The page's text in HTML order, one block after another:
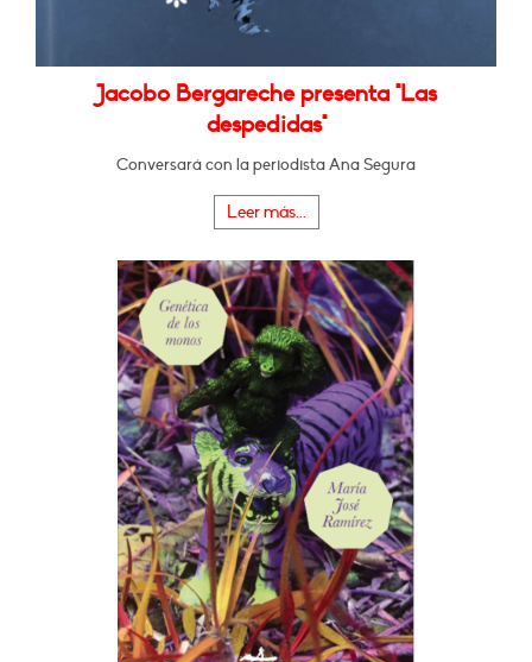
Jacobo Bergareche presenta "Las
despedidas"
Conversará con la periodista Ana Segura
Leer más...